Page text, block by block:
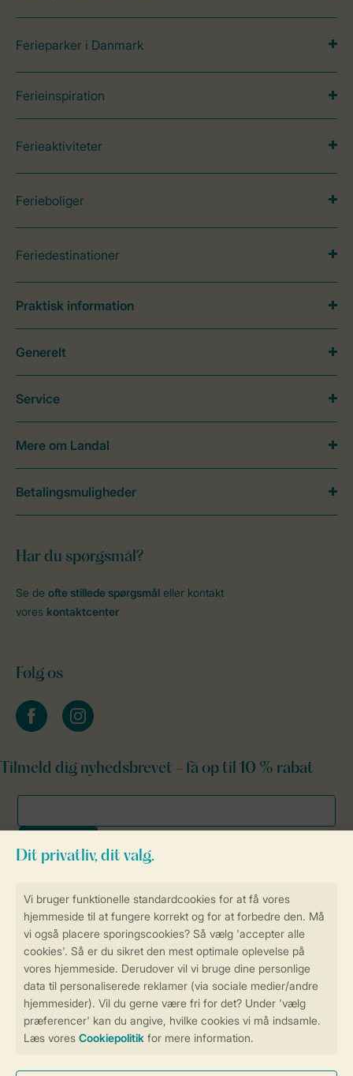
Få en personligt tilpasset oplevelse
på Landal.dk
Sikker og hurtig online booking
Sikker datahåndtering
Ferieparker i Danmark
Ferieinspiration
Ferieaktiviteter
Ferieboliger
Feriedestinationer
Har du spørgsmål?
Se de ofte stillede spørgsmål eller kontakt
vores kontaktcenter
Følg os
facebookinstagram
Tilmeld dig nyhedsbrevet - få op til 10 % rabat
Praktisk information
Generelt
Service
Mere om Landal
Betalingsmuligheder